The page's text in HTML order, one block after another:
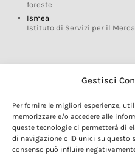
Gestisci
Per fornire le migliori esperienze,
memorizzare e/o accedere alle
queste tecnologie ci permetterà di
di navigazione o ID unici su questo
consenso può influire
foreste
Ismea
Istituto di Servizi per il
Glossario DOP IGP
Marchi DOP IGP
Normativa prodotti DOP IGP
Consorzi di Tutela
Farm To Fork e prodotti DOP